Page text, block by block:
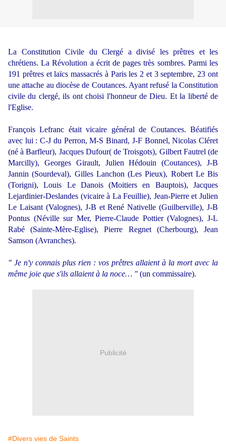
La Constitution Civile du Clergé a divisé les prêtres et les
chrétiens. La Révolution a écrit de pages très sombres. Parmi les
191 prêtres et laïcs massacrés à Paris les 2 et 3 septembre, 23 ont
une attache au diocèse de Coutances. Ayant refusé la Constitution
civile du clergé, ils ont choisi l'honneur de Dieu. Et la liberté de
l'Eglise.
François Lefranc était vicaire général de Coutances. Béatifiés
avec lui : C-J du Perron, M-S Binard, J-F Bonnel, Nicolas Cléret
(né à Barfleur), Jacques Dufour( de Troisgots), Gilbert Fautrel (de
Marcilly), Georges Girault, Julien Hédouin (Coutances), J-B
Jannin (Sourdeval), Gilles Lanchon (Les Pieux), Robert Le Bis
(Torigni), Louis Le Danois (Moitiers en Bauptois), Jacques
Lejardinier-Deslandes (vicaire à La Feuillie), Jean-Pierre et Julien
Le Laisant (Valognes), J-B et René Nativelle (Guilberville), J-B
Pontus (Néville sur Mer, Pierre-Claude Pottier (Valognes), J-L
Rabé (Sainte-Mère-Eglise), Pierre Regnet (Cherbourg), Jean
Samson (Avranches).
" Je n'y connais plus rien : vos prêtres allaient à la mort avec la
même joie que s'ils allaient à la noce… " (un commissaire).
Publicité
#Divers vies de Saints